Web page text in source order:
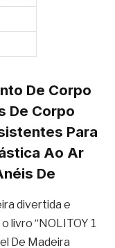
De Corpo
De Corpo
Para
Ao Ar
De
divertida e
livro “NOLITOY 1
De Madeira